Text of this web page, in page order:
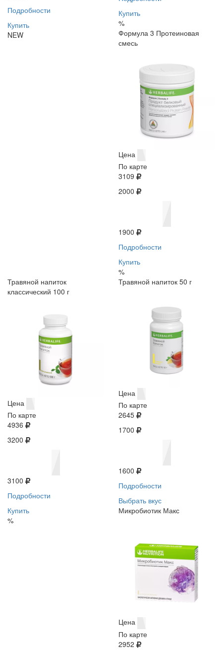
Подробности
Купить
NEW
Купить
%
Формула 3 Протеиновая
смесь
Цена
По карте
3109
2000
1900
Подробности
Купить
%
Травяной напиток
классический 100 г
Цена
По карте
4936
3200
3100
Подробности
Купить
%
Травяной напиток 50 г
Цена
По карте
2645
1700
1600
Подробности
Выбрать вкус
Микробиотик Макс
Цена
По карте
2952